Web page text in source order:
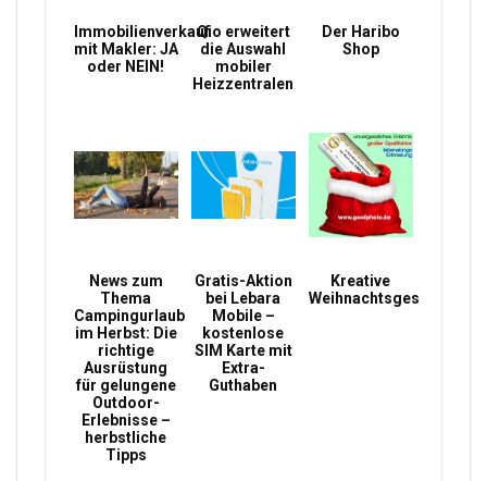
Immobilienverkauf
mit Makler: JA
oder NEIN!
Qio erweitert
die Auswahl
mobiler
Heizzentralen
Der Haribo
Shop
News zum
Thema
Campingurlaub
im Herbst: Die
richtige
Ausrüstung
für gelungene
Outdoor-
Erlebnisse –
herbstliche
Tipps
Gratis-Aktion
bei Lebara
Mobile –
kostenlose
SIM Karte mit
Extra-
Guthaben
Kreative
Weihnachtsgeschenke